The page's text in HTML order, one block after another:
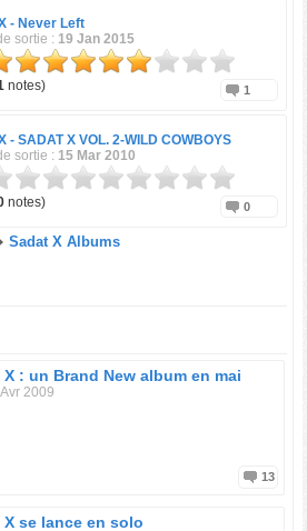
- Never Left
sortie : 19 Jan 2015
notes) 1
-SADAT X VOL. 2-WILD COWBOYS
sortie : 15 Mar 2010
notes) 0
Sadat X Albums
X : un Brand New album en mai
2009
13
X se lance en solo